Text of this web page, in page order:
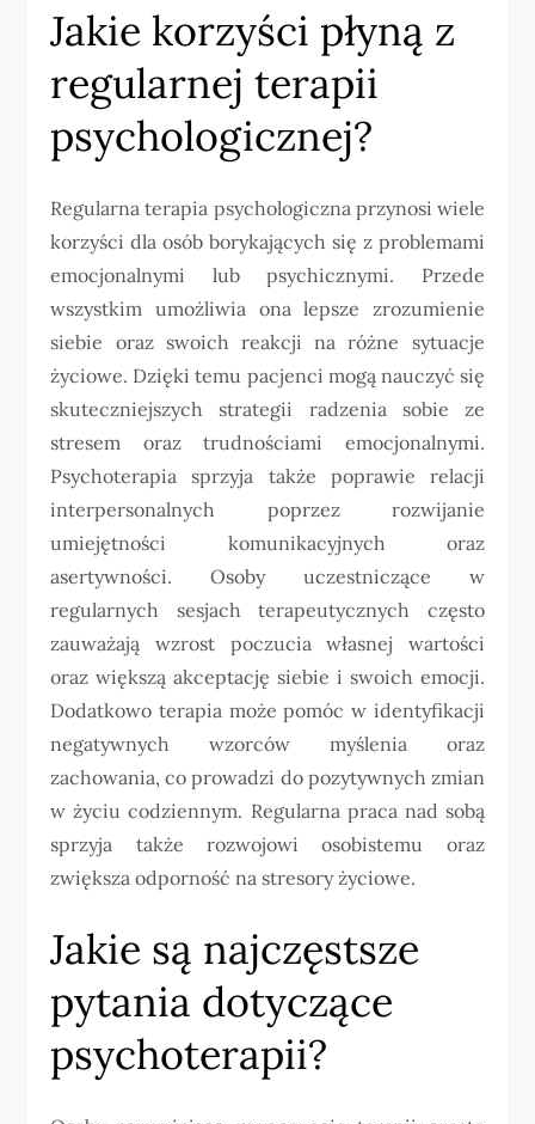
Jakie korzyści płyną z
regularnej terapii
psychologicznej?
Regularna terapia psychologiczna przynosi wiele
korzyści dla osób borykających się z problemami
emocjonalnymi lub psychicznymi. Przede
wszystkim umożliwia ona lepsze zrozumienie
siebie oraz swoich reakcji na różne sytuacje
życiowe. Dzięki temu pacjenci mogą nauczyć się
skuteczniejszych strategii radzenia sobie ze
stresem oraz trudnościami emocjonalnymi.
Psychoterapia sprzyja także poprawie relacji
interpersonalnych poprzez rozwijanie
umiejętności komunikacyjnych oraz
asertywności. Osoby uczestniczące w
regularnych sesjach terapeutycznych często
zauważają wzrost poczucia własnej wartości
oraz większą akceptację siebie i swoich emocji.
Dodatkowo terapia może pomóc w identyfikacji
negatywnych wzorców myślenia oraz
zachowania, co prowadzi do pozytywnych zmian
w życiu codziennym. Regularna praca nad sobą
sprzyja także rozwojowi osobistemu oraz
zwiększa odporność na stresory życiowe.
Jakie są najczęstsze
pytania dotyczące
psychoterapii?